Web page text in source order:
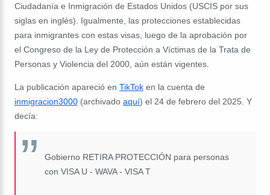
Ciudadanía e Inmigración de Estados Unidos (USCIS por sus
siglas en inglés). Igualmente, las protecciones establecidas
para inmigrantes con estas visas, luego de la aprobación por
el Congreso de la Ley de Protección a Víctimas de la Trata de
Personas y Violencia del 2000, aún están vigentes.
La publicación apareció en TikTok en la cuenta de
inmigracion3000 (archivado aquí) el 24 de febrero del 2025. Y
decía:
Gobierno RETIRA PROTECCIÓN para personas
con VISA U - WAVA - VISA T